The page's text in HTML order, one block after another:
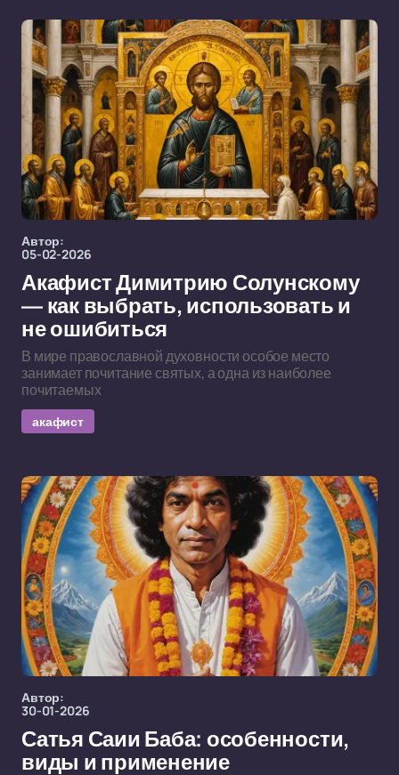
Автор:
05-02-2026
Акафист Димитрию Солунскому
— как выбрать, использовать и
не ошибиться
В мире православной духовности особое место
занимает почитание святых, а одна из наиболее
почитаемых
акафист
Автор:
30-01-2026
Сатья Саии Баба: особенности,
виды и применение